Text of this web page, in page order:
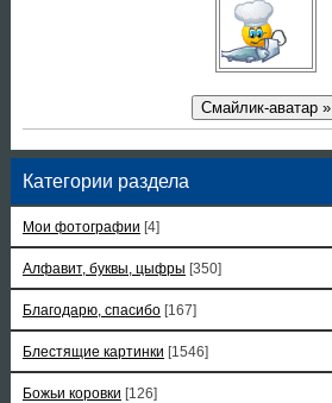
Смайлик-аватар »
Категории раздела
Мои фотографии [4]
Алфавит, буквы, цыфры [350]
Благодарю, спасибо [167]
Блестящие картинки [1546]
Божьи коровки [126]